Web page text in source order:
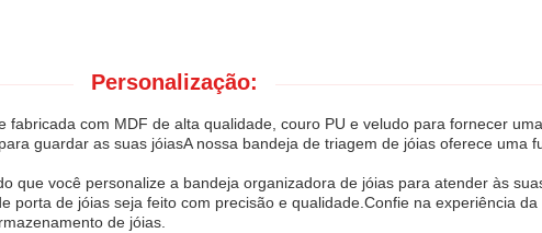
Personalização:
com MDF de alta qualidade, couro PU e veludo para fornecer
guardar as suas jóiasA nossa bandeja de triagem de jóias oferece uma
que você personalize a bandeja organizadora de jóias para atender às
porta de jóias seja feito com precisão e qualidade.Confie na experiência
de jóias.